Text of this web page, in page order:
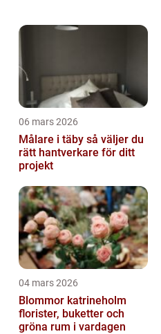
06 mars 2026
Målare i täby så väljer du
rätt hantverkare för ditt
projekt
04 mars 2026
Blommor katrineholm
florister, buketter och
gröna rum i vardagen